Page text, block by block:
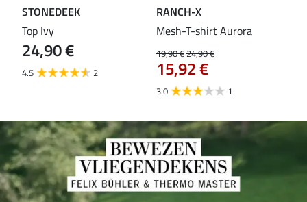
STONEDEEK
Top Ivy
24,90 €
4.5 2
RANCH-X
Mesh-T-shirt Aurora
19,90 €24,90 €
15,92 €
3.0 1